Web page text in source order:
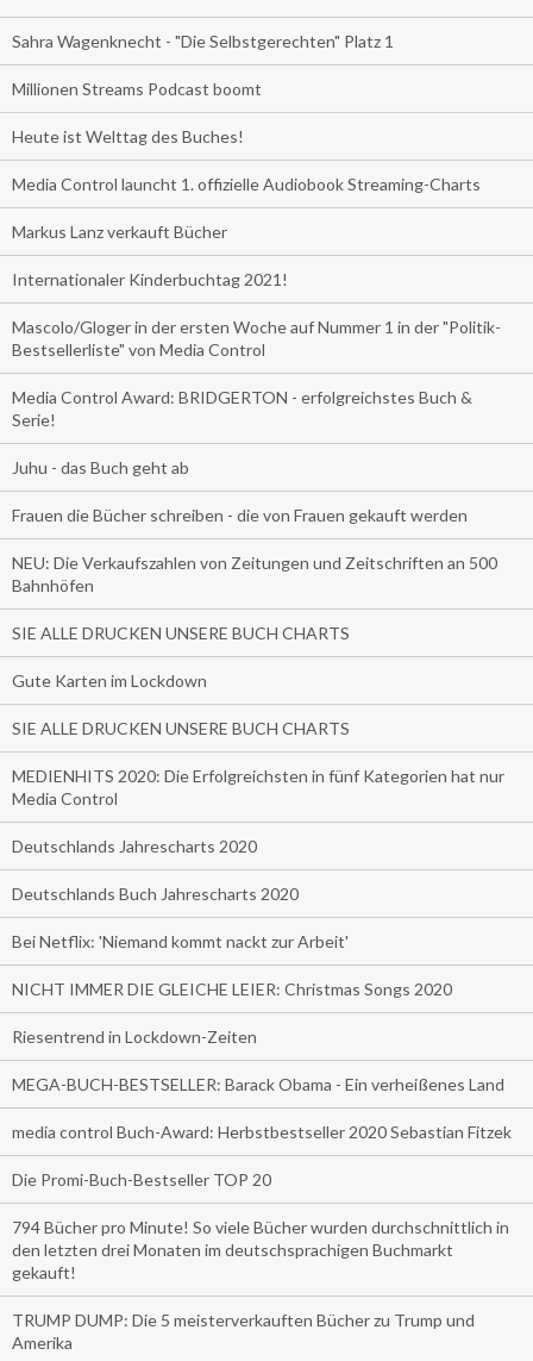
Sahra Wagenknecht - "Die Selbstgerechten" Platz 1
Millionen Streams Podcast boomt
Heute ist Welttag des Buches!
Media Control launcht 1. offizielle Audiobook Streaming-Charts
Markus Lanz verkauft Bücher
Internationaler Kinderbuchtag 2021!
Mascolo/Gloger in der ersten Woche auf Nummer 1 in der "Politik-
Bestsellerliste" von Media Control
Media Control Award: BRIDGERTON - erfolgreichstes Buch &
Serie!
Juhu - das Buch geht ab
Frauen die Bücher schreiben - die von Frauen gekauft werden
NEU: Die Verkaufszahlen von Zeitungen und Zeitschriften an 500
Bahnhöfen
SIE ALLE DRUCKEN UNSERE BUCH CHARTS
Gute Karten im Lockdown
SIE ALLE DRUCKEN UNSERE BUCH CHARTS
MEDIENHITS 2020: Die Erfolgreichsten in fünf Kategorien hat nur
Media Control
Deutschlands Jahrescharts 2020
Deutschlands Buch Jahrescharts 2020
Bei Netflix: 'Niemand kommt nackt zur Arbeit'
NICHT IMMER DIE GLEICHE LEIER: Christmas Songs 2020
Riesentrend in Lockdown-Zeiten
MEGA-BUCH-BESTSELLER: Barack Obama - Ein verheißenes Land
media control Buch-Award: Herbstbestseller 2020 Sebastian Fitzek
Die Promi-Buch-Bestseller TOP 20
794 Bücher pro Minute! So viele Bücher wurden durchschnittlich in
den letzten drei Monaten im deutschsprachigen Buchmarkt
gekauft!
TRUMP DUMP: Die 5 meisterverkauften Bücher zu Trump und
Amerika